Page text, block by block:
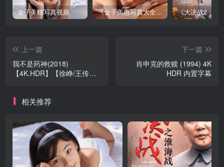
金子美穗写真视频 《金子美惠写真大全》第一卷
上一篇
我不是药神(2018)
【4K.HDR】【徐峥/王传
下一篇
肖申克的救赎 (1994) 4K
HDR 内置字幕
相关推荐